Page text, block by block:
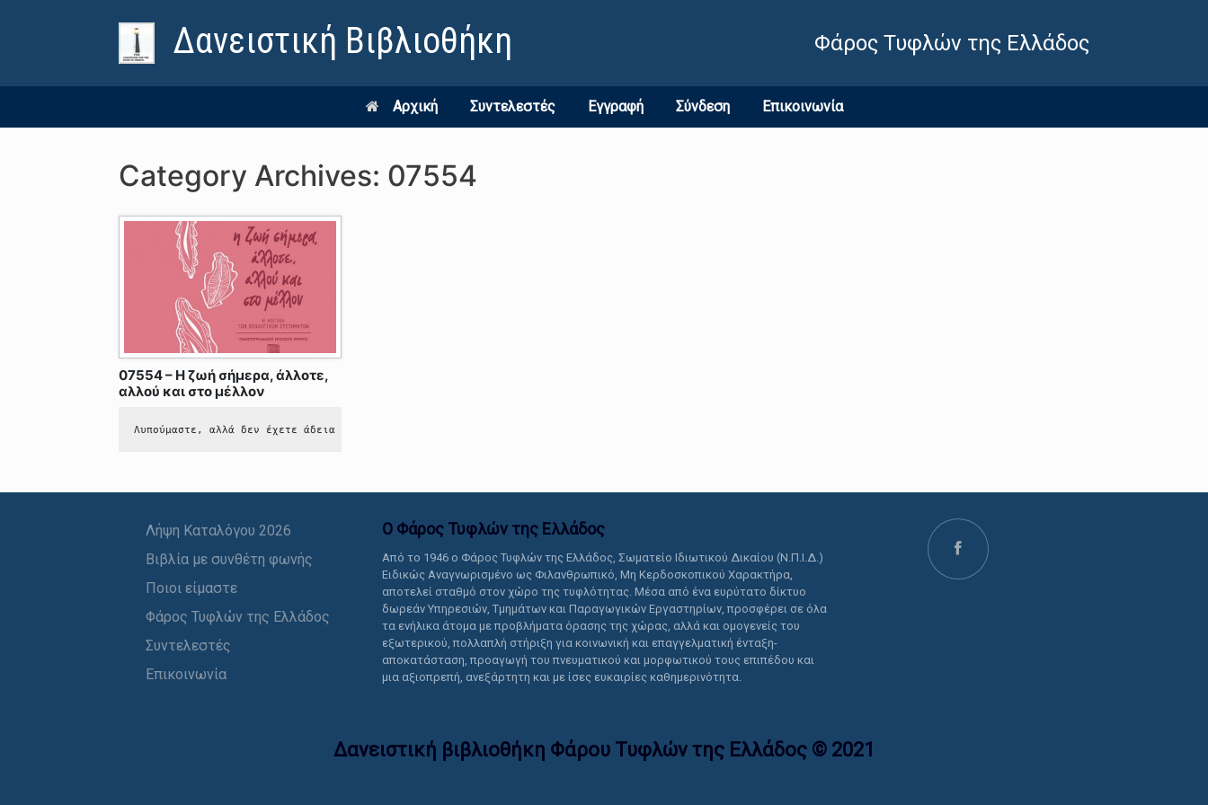
Δανειστική Βιβλιοθήκη Φάρος Τυφλών της Ελλάδος
Αρχική Συντελεστές Εγγραφή Σύνδεση Επικοινωνία
Category Archives: 07554
07554 – Η ζωή σήμερα, άλλοτε,
αλλού και στο μέλλον
Λυπούμαστε, αλλά δεν έχετε άδεια να δείτε αυτό το περιεχόμενο.
Λήψη Καταλόγου 2026
Βιβλία με συνθέτη φωνής
Ποιοι είμαστε
Φάρος Τυφλών της Ελλάδος
Συντελεστές
Επικοινωνία
Ο Φάρος Τυφλών της Ελλάδoς
Από το 1946 ο Φάρος Τυφλών της Ελλάδος, Σωματείο Ιδιωτικού Δικαίου (Ν.Π.Ι.Δ.)
Ειδικώς Αναγνωρισμένο ως Φιλανθρωπικό, Μη Κερδοσκοπικού Χαρακτήρα,
αποτελεί σταθμό στον χώρο της τυφλότητας. Μέσα από ένα ευρύτατο δίκτυο
δωρεάν Υπηρεσιών, Τμημάτων και Παραγωγικών Εργαστηρίων, προσφέρει σε όλα
τα ενήλικα άτομα με προβλήματα όρασης της χώρας, αλλά και ομογενείς του
εξωτερικού, πολλαπλή στήριξη για κοινωνική και επαγγελματική ένταξη-
αποκατάσταση, προαγωγή του πνευματικού και μορφωτικού τους επιπέδου και
μια αξιοπρεπή, ανεξάρτητη και με ίσες ευκαιρίες καθημερινότητα.
Δανειστική βιβλιοθήκη Φάρου Τυφλών της Ελλάδoς © 2021